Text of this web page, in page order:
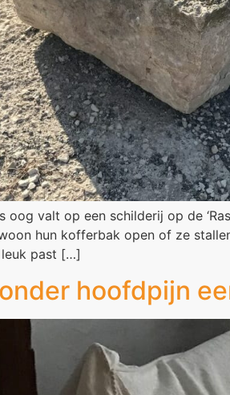
oog valt op een schilderij op de
hun kofferbak open of ze
past […]
hoofdpijn